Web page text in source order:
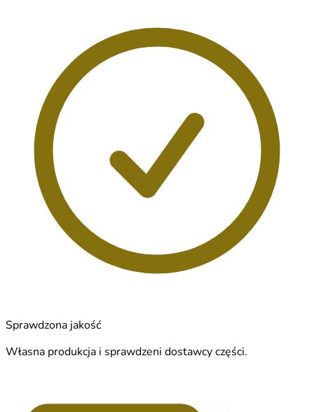
Sprawdzona jakość
Własna produkcja i sprawdzeni dostawcy części.